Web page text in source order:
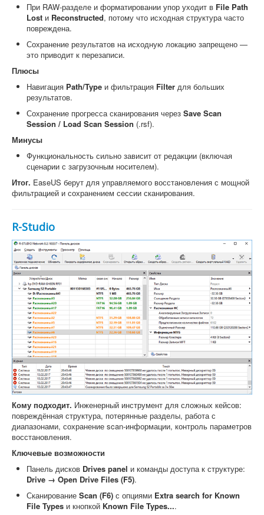
При RAW-разделе и форматировании упор уходит в File Path
Lost и Reconstructed, потому что исходная структура часто
повреждена.
Сохранение результатов на исходную локацию запрещено —
это приводит к перезаписи.
Плюсы
Навигация Path/Type и фильтрация Filter для больших
результатов.
Сохранение прогресса сканирования через Save Scan
Session / Load Scan Session (.rsf).
Минусы
Функциональность сильно зависит от редакции (включая
сценарии с загрузочным носителем).
Итог. EaseUS берут для управляемого восстановления с мощной
фильтрацией и сохранением сессии сканирования.
R-Studio
Кому подходит. Инженерный инструмент для сложных кейсов:
повреждённая структура, потерянные разделы, работа с
диапазонами, сохранение scan-информации, контроль параметров
восстановления.
Ключевые возможности
Панель дисков Drives panel и команды доступа к структуре:
Drive → Open Drive Files (F5).
Сканирование Scan (F6) с опциями Extra search for Known
File Types и кнопкой Known File Types....